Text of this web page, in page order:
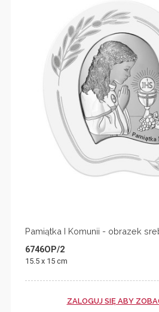
Pamiątka I Komunii - obrazek
6746OP/2
15.5 x 15 cm
ZALOGUJ SIĘ ABY